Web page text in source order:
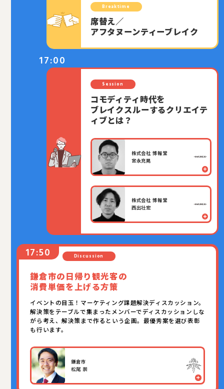
Breaktime
席替え／
アフタヌーンティーブレイク
17:00
Session
コモディティ時代を
ブレイクスルーするクリエイテ
ィブとは？
株式会社 博報堂
宮永充晃
株式会社 博報堂
西出壮宏
Discussion
鎌倉市の日帰り観光客の
消費単価を上げる方策
イベントの目玉！マーケティング課題解決ディスカッション。
解決策をテーブルで集まったメンバーでディスカッションしな
がら考え、解決策まで作るという企画。最優秀案を選び表彰
も行います。
鎌倉市
松尾 崇